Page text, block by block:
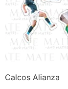
Calcos Alianza